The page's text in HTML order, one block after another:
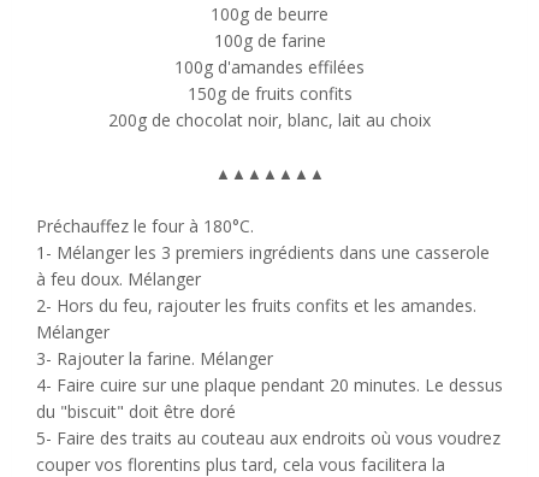
100g de beurre
100g de farine
100g d'amandes effilées
150g de fruits confits
200g de chocolat noir, blanc, lait au choix
▲ ▲ ▲ ▲ ▲ ▲ ▲
Préchauffez le four à 180°C.
1- Mélanger les 3 premiers ingrédients dans une casserole
à feu doux. Mélanger
2- Hors du feu, rajouter les fruits confits et les amandes.
Mélanger
3- Rajouter la farine. Mélanger
4- Faire cuire sur une plaque pendant 20 minutes. Le dessus
du "biscuit" doit être doré
5- Faire des traits au couteau aux endroits où vous voudrez
couper vos florentins plus tard, cela vous facilitera la